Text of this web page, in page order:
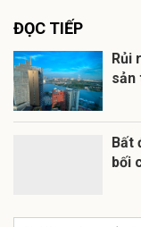
ĐỌC TIẾP
Rủi
sản
Bất
bối